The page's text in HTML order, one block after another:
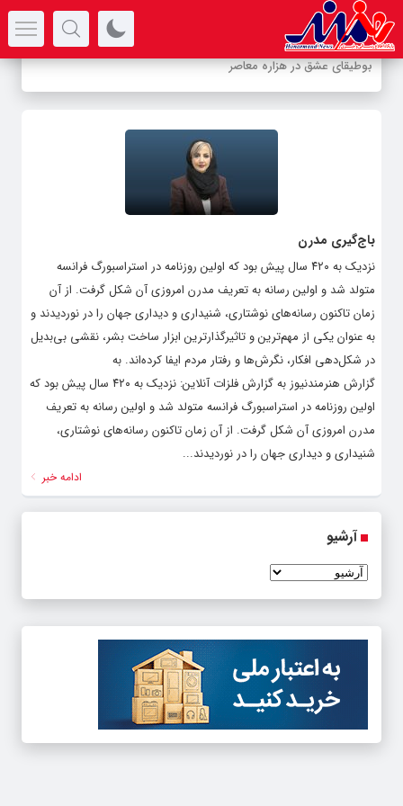
بوطیقای عشق در هزاره معاصر
باج‌گیری مدرن
نزدیک به ۴۲۰ سال پیش بود که اولین روزنامه در استراسبورگ فرانسه
متولد شد و اولین رسانه به تعریف مدرن امروزی آن شکل گرفت. از آن
زمان تاکنون رسانه‌های نوشتاری، شنیداری و دیداری جهان را در نوردیدند و
به عنوان یکی از مهم‌ترین و تاثیرگذارترین ابزار ساخت بشر، نقشی بی‌بدیل
در شکل‌دهی افکار، نگرش‌‎‏ها و رفتار مردم ایفا کرده‌‌اند. به
گزارش هنرمندنیوز به گزارش فلزات آنلاین: نزدیک به ۴۲۰ سال پیش بود که
اولین روزنامه در استراسبورگ فرانسه متولد شد و اولین رسانه به تعریف
مدرن امروزی آن شکل گرفت. از آن زمان تاکنون رسانه‌های نوشتاری،
شنیداری و دیداری جهان را در نوردیدند...
ادامه خبر
آرشیو